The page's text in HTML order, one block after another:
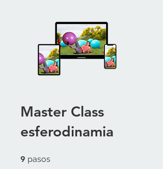
Master Class
esferodinamia
9 pasos